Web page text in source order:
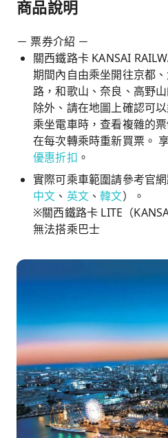
商品說明
－ 票券介紹 －
關西鐵路卡 KANSAI
期間內自由乘坐開往京都
路，和歌山、奈良、高野
除外、請在地圖上確認可
乘坐電車時，查看複雜的
在每次轉乘時重新買票。
優惠折扣 。
實際可乘車範圍請參考官
中文 、 英文 、韓文）。
※關西鐵路卡 LITE（
無法搭乘巴士